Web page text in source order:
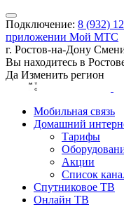
Подключение: 8 (932)
приложении Мой МТС
г. Ростов-на-Дону
Вы находитесь в
Да Изменить регион
Мобильная связь
Домашний
Тарифы
Акции
Список
Спутниковое ТВ
Онлайн ТВ